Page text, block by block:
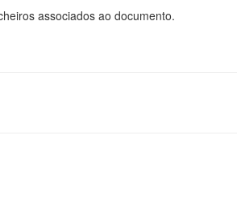
associados ao documento.